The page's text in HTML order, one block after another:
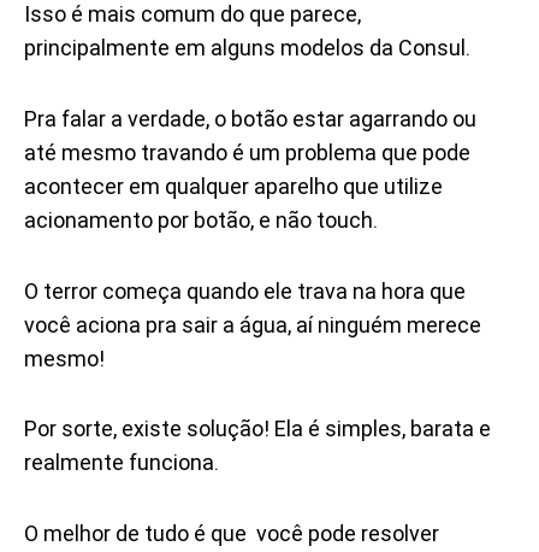
Isso é mais comum do que parece,
principalmente em alguns modelos da Consul.
Pra falar a verdade, o botão estar agarrando ou
até mesmo travando é um problema que pode
acontecer em qualquer aparelho que utilize
acionamento por botão, e não touch.
O terror começa quando ele trava na hora que
você aciona pra sair a água, aí ninguém merece
mesmo!
Por sorte, existe solução! Ela é simples, barata e
realmente funciona.
O melhor de tudo é que você pode resolver